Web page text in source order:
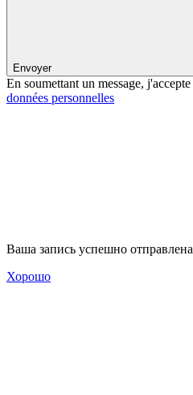
Envoyer
En soumettant un message, j'accepte
données personnelles
Ваша запись успешно отправлена
Хорошо